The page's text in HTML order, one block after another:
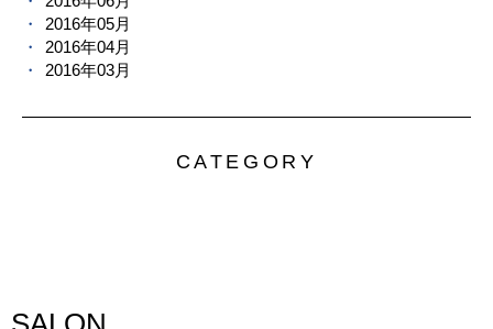
2016年05月
2016年04月
2016年03月
CATEGORY